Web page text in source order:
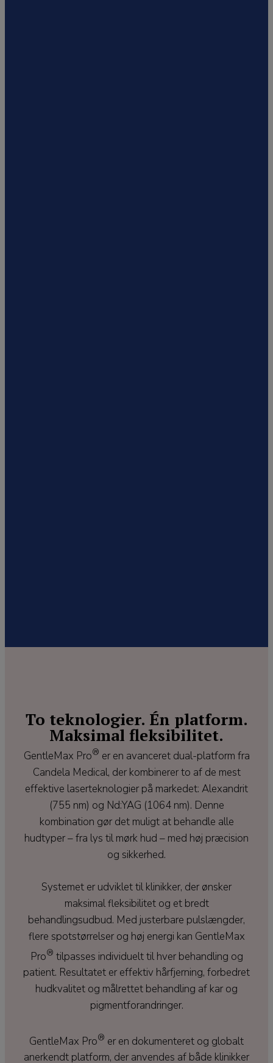
To teknologier. Én platform.
Maksimal fleksibilitet.
GentleMax Pro® er en avanceret dual-platform fra
Candela Medical, der kombinerer to af de mest
effektive laserteknologier på markedet: Alexandrit
(755 nm) og Nd:YAG (1064 nm). Denne
kombination gør det muligt at behandle alle
hudtyper – fra lys til mørk hud – med høj præcision
og sikkerhed.
Systemet er udviklet til klinikker, der ønsker
maksimal fleksibilitet og et bredt
behandlingsudbud. Med justerbare pulslængder,
flere spotstørrelser og høj energi kan GentleMax
Pro® tilpasses individuelt til hver behandling og
patient. Resultatet er effektiv hårfjerning, forbedret
hudkvalitet og målrettet behandling af kar og
pigmentforandringer.
GentleMax Pro® er en dokumenteret og globalt
anerkendt platform, der anvendes af både klinikker